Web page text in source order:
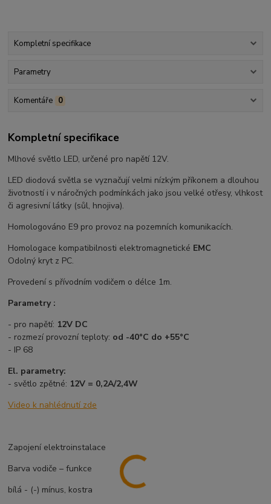
Kompletní specifikace
Parametry
Komentáře 0
Kompletní specifikace
Mlhové světlo LED, určené pro napětí 12V.
LED diodová světla se vyznačují velmi nízkým příkonem a dlouhou
životností i v náročných podmínkách jako jsou velké otřesy, vlhkost
či agresivní látky (sůl, hnojiva).
Homologováno E9 pro provoz na pozemních komunikacích.
Homologace kompatibilnosti elektromagnetické EMC
Odolný kryt z PC.
Provedení s přívodním vodičem o délce 1m.
Parametry :
- pro napětí: 12V DC
- rozmezí provozní teploty: od -40°C do +55°C
- IP 68
El. parametry:
- světlo zpětné: 12V = 0,2A/2,4W
Video k nahlédnutí zde
Zapojení elektroinstalace
Barva vodiče – funkce
bílá - (-) mínus, kostra